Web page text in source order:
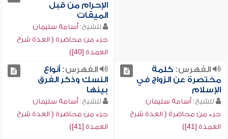
الإحرام من قبل
الميقات
للشيخ: أسامة سليمان
جزء من محاضرة ( العدة شرح
العمدة [40])
الفهرس:كلمة
مختصرة عن الزواج في
الإسلام
للشيخ: أسامة سليمان
جزء من محاضرة ( العدة شرح
العمدة [41])
الفهرس:أنواع
النسك وذكر الفرق
بينها
للشيخ: أسامة سليمان
جزء من محاضرة ( العدة شرح
العمدة [41])